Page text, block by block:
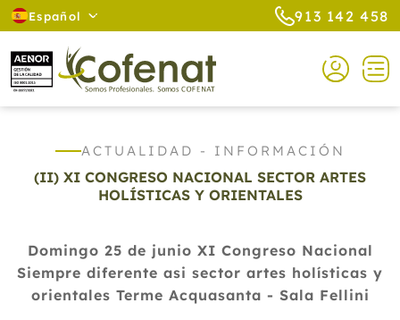
Español 913 142 458
ACTUALIDAD - INFORMACIÓN
(II) XI CONGRESO NACIONAL SECTOR ARTES
HOLÍSTICAS Y ORIENTALES
Domingo 25 de junio XI Congreso Nacional
Siempre diferente asi sector artes holísticas y
orientales Terme Acquasanta - Sala Fellini